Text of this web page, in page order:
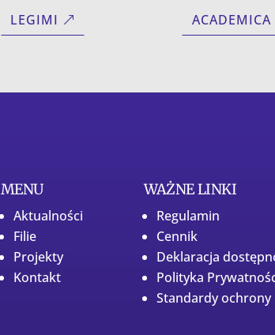
LEGIMI ACADEMICA
MENU
Aktualności
Filie
Projekty
Kontakt
WAŻNE LINKI
Regulamin
Cennik
Deklaracja
Polityka
Standardy ochrony